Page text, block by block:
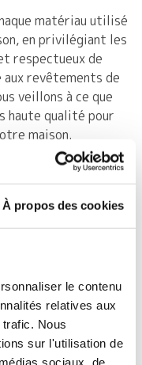
À propos des cookies
le contenu
relatives aux
Nous
sur l'utilisation de
sociaux, de
matériau utilisé
en privilégiant les
respectueux de
aux revêtements de
veillons à ce que
haute qualité pour
maison.
:
l’empreinte carbone
à faible
à la finition,
pour réduire les
naturelles et créer
l’environnement.